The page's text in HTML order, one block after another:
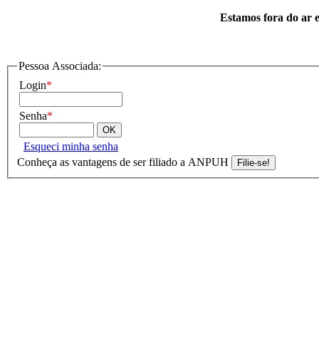
Estamos fora do ar
Pessoa Associada:
Login*
Senha*
Esqueci minha senha
Conheça as vantagens de ser filiado a ANPUH